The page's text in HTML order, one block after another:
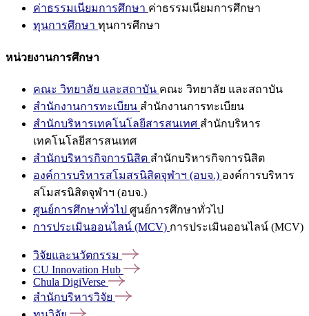
ค่าธรรมเนียมการศึกษา ค่าธรรมเนียมการศึกษา
ทุนการศึกษา ทุนการศึกษา
หน่วยงานการศึกษา
คณะ วิทยาลัย และสถาบัน คณะ วิทยาลัย และสถาบัน
สำนักงานการทะเบียน สำนักงานการทะเบียน
สำนักบริหารเทคโนโลยีสารสนเทศ สำนักบริหาร
เทคโนโลยีสารสนเทศ
สำนักบริหารกิจการนิสิต สำนักบริหารกิจการนิสิต
องค์การบริหารสโมสรนิสิตจุฬาฯ (อบจ.) องค์การบริหาร
สโมสรนิสิตจุฬาฯ (อบจ.)
ศูนย์การศึกษาทั่วไป ศูนย์การศึกษาทั่วไป
การประเมินออนไลน์ (MCV) การประเมินออนไลน์ (MCV)
วิจัยและนวัตกรรม
CU Innovation Hub
Chula DigiVerse
สำนักบริหารวิจัย